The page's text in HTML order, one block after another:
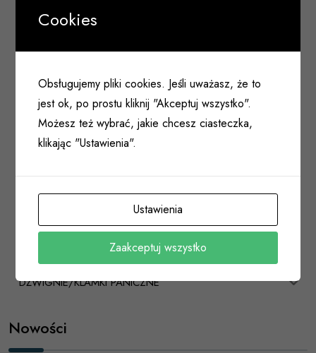
WKRĘTY/ŁĄCZNIKI CIESIELSKIE
NARZĘDZIA
USŁUGI
DŹWIGNIE/KLAMKI PANICZNE
Nowości
Cookies
Obsługujemy pliki cookies. Jeśli uważasz, że to
jest ok, po prostu kliknij "Akceptuj wszystko".
Możesz też wybrać, jakie chcesz ciasteczka,
klikając "Ustawienia".
Ustawienia
Zaakceptuj wszystko